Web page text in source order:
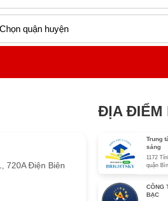
Chọn quận huyện
720A Điện Biên
ĐỊA ĐIỂM
Trung
sáng
1172
quận
CÔNG
BẠC